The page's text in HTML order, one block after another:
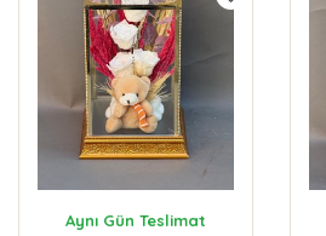
Aynı Gün Teslimat